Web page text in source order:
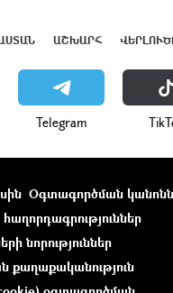
ԱՇԽԱՐՀ
Telegram
Օգտագործման
հաղորդագրություններ
նորություններ
քաղաքականություն